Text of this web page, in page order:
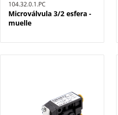
104.32.0.1.PC
Microválvula 3/2 esfera -
muelle